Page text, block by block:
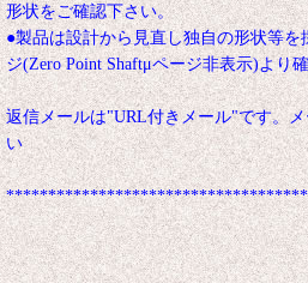
形状をご確認下さい。
●製品は設計から見直し独自の形状等
ジ(Zero Point Shaftμページ非表示)より
返信メールは"URL付きメール"です。
い